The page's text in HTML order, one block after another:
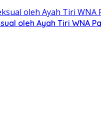
oleh Ayah Tiri WNA